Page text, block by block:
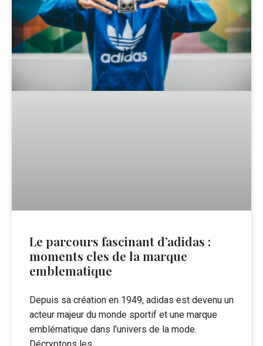
Le parcours fascinant d’adidas :
moments cles de la marque
emblematique
Depuis sa création en 1949, adidas est devenu un
acteur majeur du monde sportif et une marque
emblématique dans l’univers de la mode.